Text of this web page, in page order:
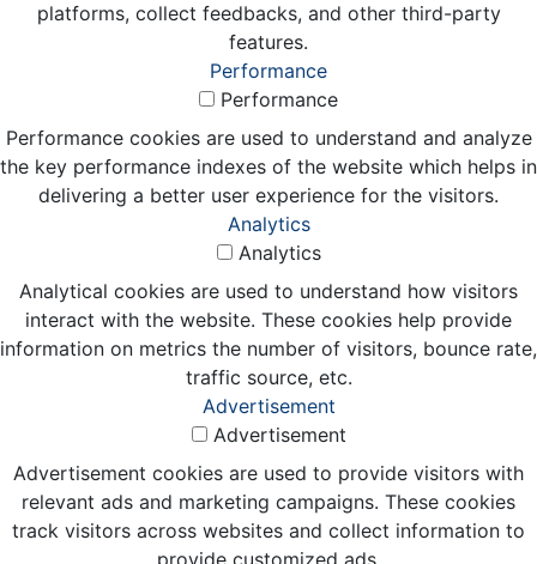
platforms, collect feedbacks, and other third-party
features.
Performance
Performance
Performance cookies are used to understand and analyze
the key performance indexes of the website which helps in
delivering a better user experience for the visitors.
Analytics
Analytics
Analytical cookies are used to understand how visitors
interact with the website. These cookies help provide
information on metrics the number of visitors, bounce rate,
traffic source, etc.
Advertisement
Advertisement
Advertisement cookies are used to provide visitors with
relevant ads and marketing campaigns. These cookies
track visitors across websites and collect information to